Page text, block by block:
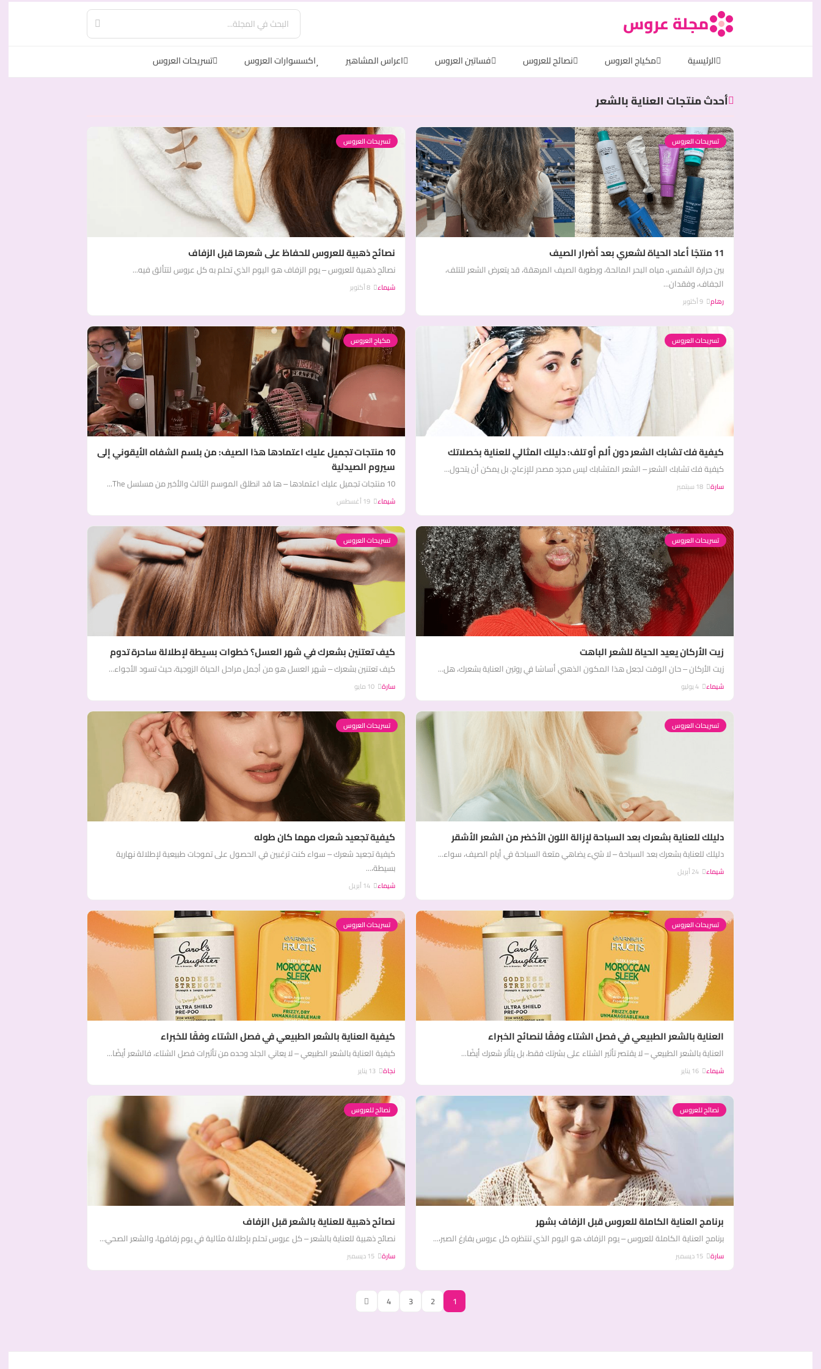
مجلة عروس
الرئيسية مكياج العروس نصائح للعروس فساتين العروس اعراس المشاهير اكسسوارات العروس تسريحات العروس
أحدث منتجات العناية بالشعر
تسريحات العروس
11 منتجًا أعاد الحياة لشعري بعد أضرار الصيف
بين حرارة الشمس، مياه البحر المالحة، ورطوبة الصيف المرهقة، قد يتعرض الشعر للتلف،
الجفاف، وفقدان...
رهام
تسريحات العروس
نصائح ذهبية للعروس للحفاظ على شعرها قبل الزفاف
نصائح ذهبية للعروس – يوم الزفاف هو اليوم الذي تحلم به كل عروس لتتألق فيه...
شيماء
تسريحات العروس
كيفية فك تشابك الشعر دون ألم أو تلف: دليلك المثالي للعناية بخصلاتك
كيفية فك تشابك الشعر – الشعر المتشابك ليس مجرد مصدر للإزعاج، بل يمكن أن يتحول...
سارة
مكياج العروس
10 منتجات تجميل عليك اعتمادها هذا الصيف: من بلسم الشفاه الأيقوني إلى
سيروم الصيدلية
10 منتجات تجميل عليك اعتمادها – ها قد انطلق الموسم الثالث والأخير من مسلسل The...
شيماء
تسريحات العروس
زيت الأركان يعيد الحياة للشعر الباهت
زيت الأركان – حان الوقت لجعل هذا المكون الذهبي أساسًا في روتين العناية بشعرك، هل...
شيماء
تسريحات العروس
كيف تعتنين بشعرك في شهر العسل؟ خطوات بسيطة لإطلالة ساحرة تدوم
كيف تعتنين بشعرك – شهر العسل هو من أجمل مراحل الحياة الزوجية، حيث تسود الأجواء...
سارة
تسريحات العروس
دليلك للعناية بشعرك بعد السباحة لإزالة اللون الأخضر من الشعر الأشقر
دليلك للعناية بشعرك بعد السباحة – لا شيء يضاهي متعة السباحة في أيام الصيف، سواء...
شيماء
تسريحات العروس
كيفية تجعيد شعرك مهما كان طوله
كيفية تجعيد شعرك – سواء كنت ترغبين في الحصول على تموجات طبيعية لإطلالة نهارية
بسيطة،...
شيماء
تسريحات العروس
العناية بالشعر الطبيعي في فصل الشتاء وفقًا لنصائح الخبراء
العناية بالشعر الطبيعي – لا يقتصر تأثير الشتاء على بشرتك فقط، بل يتأثر شعرك أيضًا...
شيماء
تسريحات العروس
كيفية العناية بالشعر الطبيعي في فصل الشتاء وفقًا للخبراء
كيفية العناية بالشعر الطبيعي – لا يعاني الجلد وحده من تأثيرات فصل الشتاء، فالشعر أيضًا...
نجاة
نصائح للعروس
برنامج العناية الكاملة للعروس قبل الزفاف بشهر
برنامج العناية الكاملة للعروس – يوم الزفاف هو اليوم الذي تنتظره كل عروس بفارغ الصبر،...
سارة
نصائح للعروس
نصائح ذهبية للعناية بالشعر قبل الزفاف
نصائح ذهبية للعناية بالشعر – كل عروس تحلم بإطلالة مثالية في يوم زفافها، والشعر الصحي...
سارة
1
2
3
4